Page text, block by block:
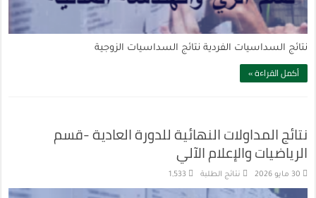
نتائج السداسيات الفردية نتائج السداسيات الزوجية
أكمل القراءة »
نتائج المداولات النهائية للدورة العادية -قسم
الرياضيات والإعلام الآلي
30 مايو 2026 نتائج الطلبة 1,533